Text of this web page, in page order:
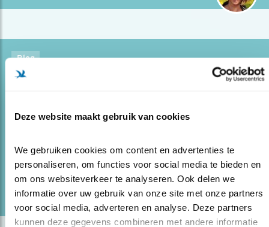
Deze website maakt gebruik van cookies
We gebruiken cookies om content en advertenties te
personaliseren, om functies voor social media te bieden en
om ons websiteverkeer te analyseren. Ook delen we
informatie over uw gebruik van onze site met onze partners
voor social media, adverteren en analyse. Deze partners
kunnen deze gegevens combineren met andere informatie
Blog
“KRAAIEN ZIJN VOOR MIJ AAIBAAR”
kraaienfamilie in de gaten: hij ontdekte bijzonder
lees meer